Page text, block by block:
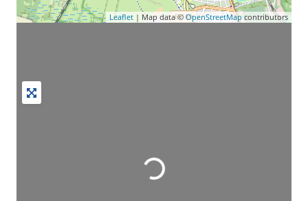
Leaflet | Map data ©OpenStreetMap contributors
Wird geladen …